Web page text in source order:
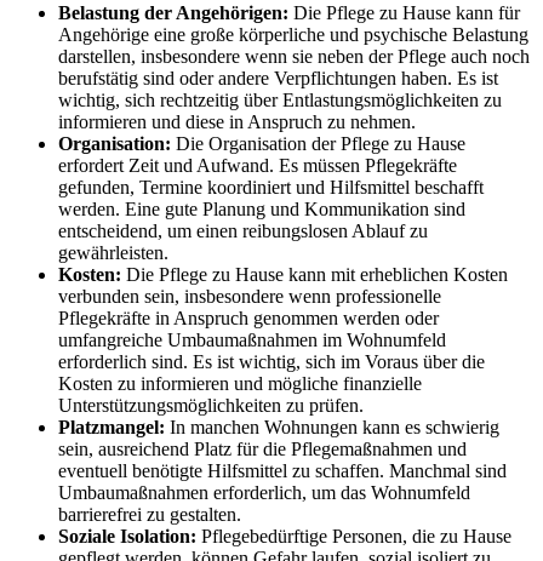
Belastung der Angehörigen: Die Pflege zu Hause kann für
Angehörige eine große körperliche und psychische Belastung
darstellen, insbesondere wenn sie neben der Pflege auch noch
berufstätig sind oder andere Verpflichtungen haben. Es ist
wichtig, sich rechtzeitig über Entlastungsmöglichkeiten zu
informieren und diese in Anspruch zu nehmen.
Organisation: Die Organisation der Pflege zu Hause
erfordert Zeit und Aufwand. Es müssen Pflegekräfte
gefunden, Termine koordiniert und Hilfsmittel beschafft
werden. Eine gute Planung und Kommunikation sind
entscheidend, um einen reibungslosen Ablauf zu
gewährleisten.
Kosten: Die Pflege zu Hause kann mit erheblichen Kosten
verbunden sein, insbesondere wenn professionelle
Pflegekräfte in Anspruch genommen werden oder
umfangreiche Umbaumaßnahmen im Wohnumfeld
erforderlich sind. Es ist wichtig, sich im Voraus über die
Kosten zu informieren und mögliche finanzielle
Unterstützungsmöglichkeiten zu prüfen.
Platzmangel: In manchen Wohnungen kann es schwierig
sein, ausreichend Platz für die Pflegemaßnahmen und
eventuell benötigte Hilfsmittel zu schaffen. Manchmal sind
Umbaumaßnahmen erforderlich, um das Wohnumfeld
barrierefrei zu gestalten.
Soziale Isolation: Pflegebedürftige Personen, die zu Hause